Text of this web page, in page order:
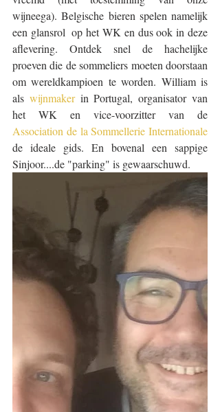
wijneega). Belgische bieren spelen namelijk
een glansrol  op het WK en dus ook in deze
aflevering. Ontdek snel de hachelijke
proeven die de sommeliers moeten doorstaan
om wereldkampioen te worden. William is
als wijnmaker in Portugal, organisator van
Association de la Sommellerie Internationale
de ideale gids. En bovenal een sappige
Sinjoor....de "parking" is gewaarschuwd.